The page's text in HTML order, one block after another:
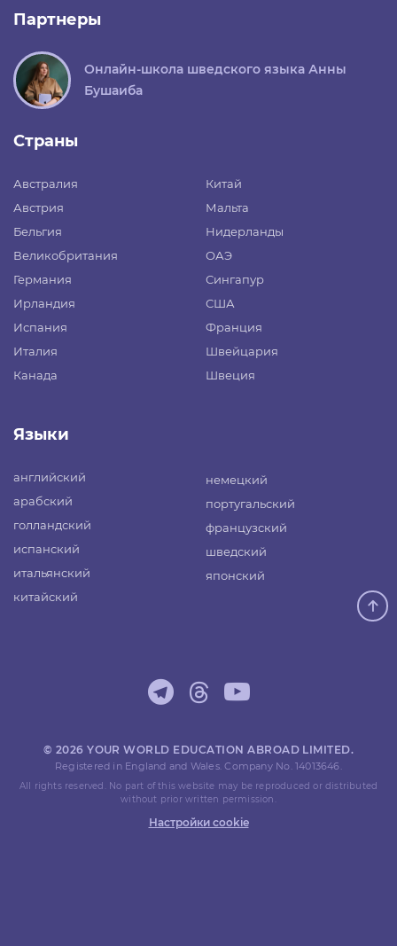
Партнеры
Онлайн-школа шведского языка Анны
Бушаиба
Страны
Австралия
Австрия
Бельгия
Великобритания
Германия
Ирландия
Испания
Италия
Канада
Китай
Мальта
Нидерланды
ОАЭ
Сингапур
США
Франция
Швейцария
Швеция
Языки
английский
арабский
голландский
испанский
итальянский
китайский
немецкий
португальский
французский
шведский
японский
© 2026 YOUR WORLD EDUCATION ABROAD LIMITED.
Registered in England and Wales. Company No. 14013646.
All rights reserved. No part of this website may be reproduced or distributed
without prior written permission.
Настройки cookie